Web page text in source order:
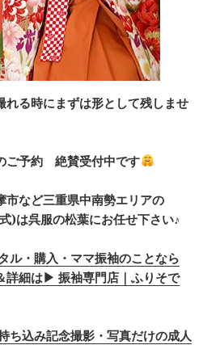
れる時にまずは形として残しませ
ご予約 絶賛受付中です
市など三重県中南勢エリアの
)は呉服の松葉にお任せ下さい♪
ル・購入・ママ振袖のことなら
詳細は▶ 振袖専門店｜ふりそで
ち込み記念撮影・写真だけの成人